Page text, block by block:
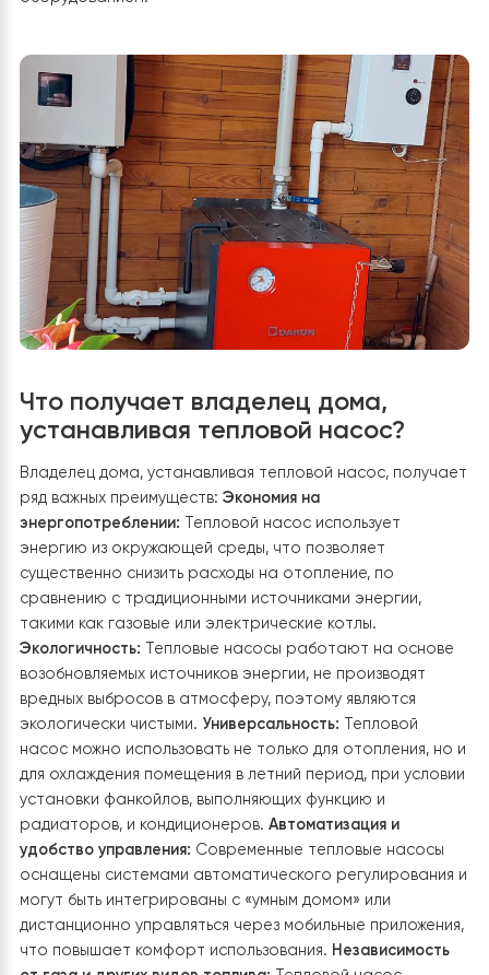
эффективности даже при работе в более холодных
насосе при снижении температуры наружного
СОР, как правило, снижается. Однако при
технологии EVI тепловой насос может
свою работу благодаря регулированию расхода
хладагента и впрыску дополнительного пара. В
результате повышается тепловая мощность и
эффективность, что делает тепловой насос более
пригодным для работы в зимних условиях.Удаленный
доступ через Wi-FiНасосы оборудованы функцией
удаленного доступа через Wi-Fi. Это означает, что
можете управлять насосом и мониторить его работу
где есть доступ в Интернет. Надежность и
долговечностьТепловой насос Raymer RAY-15DS1-EVI
надежностью и долговечностью. Современные
технологии и качественные материалы
долгий срок службы оборудования. Опыт
насоса подтверждается положительными отзывами
пользователей, которые отмечают стабильность
работы и уровень комфорта, обеспечиваемый этим
оборудованием.